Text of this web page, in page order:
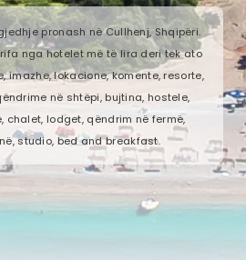
pronash në Cullhenj, Shqipëri.
nga hotelet më të lira deri tek ato
imazhe, lokacione, komente, resorte,
në shtëpi, bujtina, hostele,
chalet, lodget, qëndrim në fermë,
studio, bed and breakfast.